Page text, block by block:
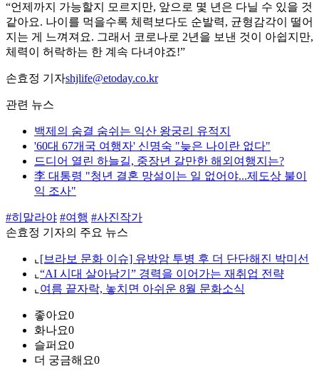
“언제까지 가능할지 모르지만, 앞으로 몇 년은 다닐 수 있을 것
같아요. 나이를 먹을수록 체력보다도 순발력, 균형감각이 떨어
지는 게 느껴져요. 그래서 코로나로 2년을 보낸 것이 아쉽지만,
체력이 허락하는 한 계속 다녀야죠!”
손효정 기자shjlife@etoday.co.kr
관련 뉴스
백제의 숨결 숨쉬는 익산 왕궁리 유적지
'60대 67개국 여행자' 신명숙 "늦은 나이란 없다"
드디어 열린 하늘길, 중장년 갈만한 해외여행지는?
李 대통령 "청년 결혼 망설이는 일 없어야...제도상 불이
익 조사"
#히말라야 #여행 #사진작가
손효정 기자의 주요 뉴스
⌞ [브라보 문화 이슈] 유방암 투병 후 더 단단해진 박미선
⌞ “AI 시대 살아남기” 경력을 이어가는 재취업 전략
⌞ 여름 끝자락, 놓치면 아쉬운 8월 문화소식
좋아요0
화나요0
슬퍼요0
더 궁금해요0